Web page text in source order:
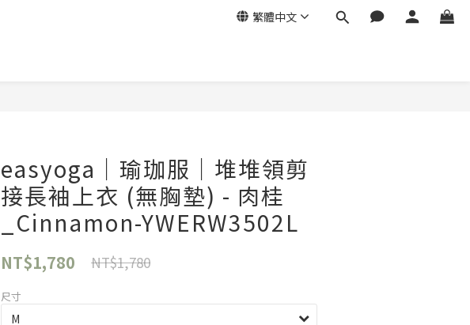
繁體中文
easyoga｜瑜珈服｜堆堆領剪
接長袖上衣 (無胸墊) - 肉桂
_Cinnamon-YWERW3502L
NT$1,780 NT$1,780
尺寸